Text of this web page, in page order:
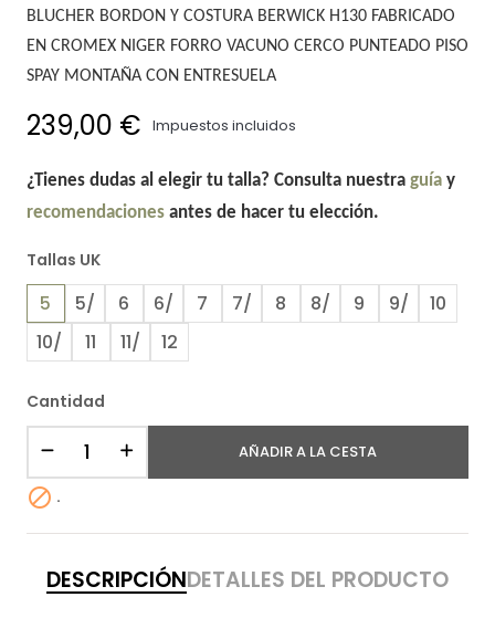
BLUCHER BORDON Y COSTURA BERWICK H130 FABRICADO
EN CROMEX NIGER FORRO VACUNO CERCO PUNTEADO PISO
SPAY MONTAÑA CON ENTRESUELA
239,00 € Impuestos incluidos
¿Tienes dudas al elegir tu talla? Consulta nuestra guíay
recomendacionesantes de hacer tu elección.
Tallas UK
5 5/ 6 6/ 7 7/ 8 8/ 9 9/
10
10/
11 11/ 12
Cantidad
AÑADIR A LA CESTA
 .
DESCRIPCIÓNDETALLES DEL PRODUCTO